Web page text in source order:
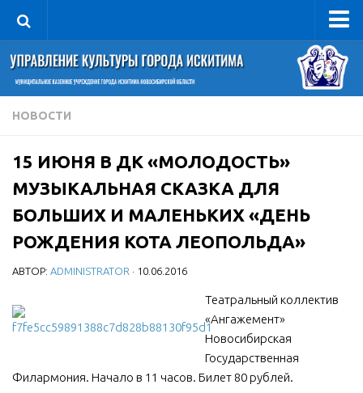
Управление
Руководитель
Сведения об организации
Книга почета культуры
Фотогалерея
Документы
Учредительные документы
Правовая база
Отчеты о деятельности
МБУ Дом культуры «Молодость»
НОВОСТИ
15 ИЮНЯ В ДК «МОЛОДОСТЬ»
МУЗЫКАЛЬНАЯ СКАЗКА ДЛЯ
БОЛЬШИХ И МАЛЕНЬКИХ «ДЕНЬ
РОЖДЕНИЯ КОТА ЛЕОПОЛЬДА»
АВТОР: ADMINISTRATOR · 10.06.2016
Театральный коллектив
«Ангажемент»
Новосибирская
Государственная
Филармония. Начало в 11 часов. Билет 80 рублей.